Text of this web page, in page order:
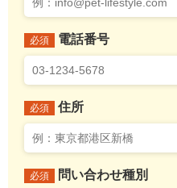
必須 電話番号
必須 住所
必須
問い合わせ種別